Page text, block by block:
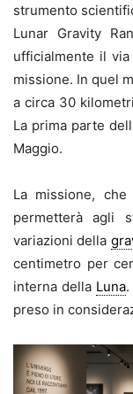
strumento
Lunar Gravity
ufficialmente il
missione. In quel
a circa 30
La prima parte
Maggio.
La missione,
permetterà agli
variazioni della
centimetro per
interna della Luna
preso in